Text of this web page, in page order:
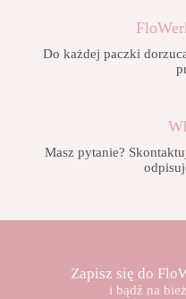
Do każdej paczki
Masz pytanie?
Zapisz się do
i bądź na